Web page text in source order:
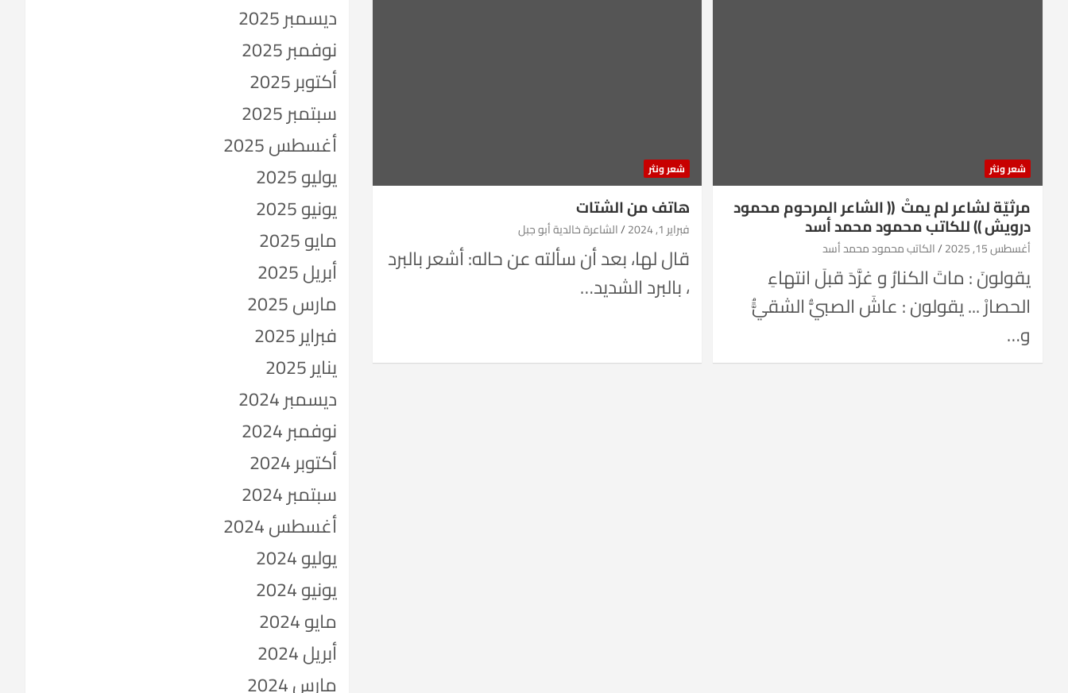
شعر ونثر
مرثيّة لشاعر لم يمتْ (( الشاعر المرحوم محمود
درويش )) للكاتب محمود محمد أسد
أغسطس 15, 2025 الكاتب محمود محمد أسد
يقولونَ : ماتَ الكنارُ و غرَّدَ قبلَ انتهاءِ
الحصارْ ... يقولون : عاشَ الصبيُّ الشقيًُّ
و…
شعر ونثر
هاتف من الشتات
فبراير 1, 2024 الشاعرة خالدية أبو جبل
قال لها، بعد أن سألته عن حاله: أشعر بالبرد
، بالبرد الشديد…
ديسمبر 2025
نوفمبر 2025
أكتوبر 2025
سبتمبر 2025
أغسطس 2025
يوليو 2025
يونيو 2025
مايو 2025
أبريل 2025
مارس 2025
فبراير 2025
يناير 2025
ديسمبر 2024
نوفمبر 2024
أكتوبر 2024
سبتمبر 2024
أغسطس 2024
يوليو 2024
يونيو 2024
مايو 2024
أبريل 2024
مارس 2024